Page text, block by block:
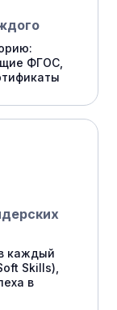
ФГОС,
каждый
Skills),
в